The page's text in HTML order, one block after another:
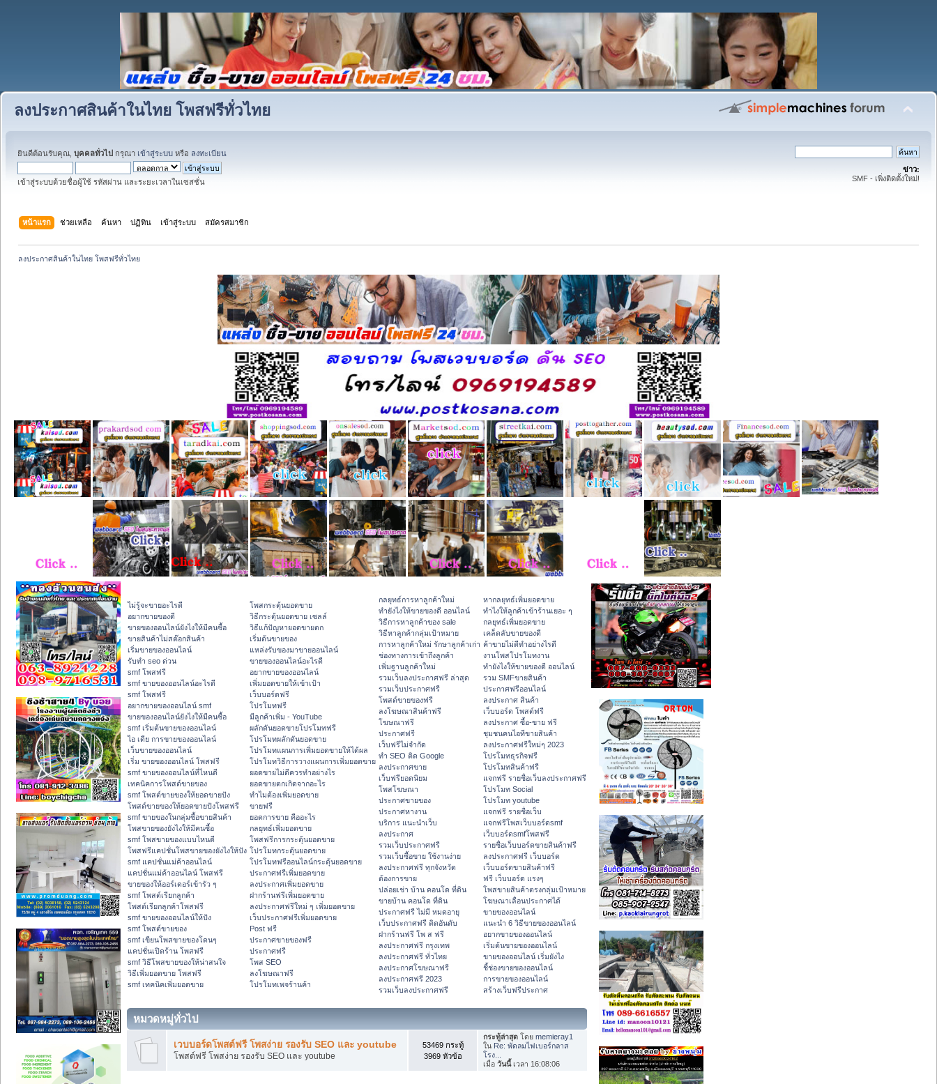
ลงประกาศสินค้าในไทย โพสฟรีทั่วไทย
ยินดีต้อนรับคุณ, บุคคลทั่วไป กรุณา เข้าสู่ระบบ หรือ ลงทะเบียน
เข้าสู่ระบบด้วยชื่อผู้ใช้ รหัสผ่าน และระยะเวลาในเซสชั่น
ข่าว:
SMF - เพิ่งติดตั้งใหม่!
หน้าแรก ช่วยเหลือ ค้นหา ปฏิทิน เข้าสู่ระบบ สมัครสมาชิก
ลงประกาศสินค้าในไทย โพสฟรีทั่วไทย
ไม่รู้จะขายอะไรดี
อยากขายของดี
ขายของออนไลน์ยังไงให้มีคนซื้อ
ขายสินค้าไม่สต๊อกสินค้า
เริ่มขายของออนไลน์
รับทำ seo ด่วน
smf โพสฟรี
smf ขายของออนไลน์อะไรดี
smf โพสฟรี
อยากขายของออนไลน์ smf
ขายของออนไลน์ยังไงให้มีคนซื้อ
smf เริ่มต้นขายของออนไลน์
ไอ เดีย การขายของออนไลน์
เว็บขายของออนไลน์
เริ่ม ขายของออนไลน์ โพสฟรี
smf ขายของออนไลน์ที่ไหนดี
เทคนิคการโพสต์ขายของ
smf โพสต์ขายของให้ยอดขายปัง
โพสต์ขายของให้ยอดขายปังโพสฟรี
smf ขายของในกลุ่มซื้อขายสินค้า
โพสขายของยังไงให้มีคนซื้อ
smf โพสขายของแบบไหนดี
โพสฟรีแคปชั่นโพสขายของยังไงให้ปัง
smf แคปชั่นแม่ค้าออนไลน์
แคปชั่นแม่ค้าออนไลน์ โพสฟรี
ขายของให้ออร์เดอร์เข้ารัว ๆ
smf โพสต์เรียกลูกค้า
โพสต์เรียกลูกค้าโพสฟรี
smf ขายของออนไลน์ให้ปัง
smf โพสต์ขายของ
smf เขียนโพสขายของโดนๆ
แคปชั่นเปิดร้าน โพสฟรี
smf วิธีโพสขายของให้น่าสนใจ
วิธีเพิ่มยอดขาย โพสฟรี
smf เทคนิคเพิ่มยอดขาย
โพสกระตุ้นยอดขาย
วิธีกระตุ้นยอดขาย เซลล์
วิธีแก้ปัญหายอดขายตก
เริ่มต้นขายของ
แหล่งรับของมาขายออนไลน์
ขายของออนไลน์อะไรดี
อยากขายของออนไลน์
เพิ่มยอดขายให้เข้าเป้า
เว็บบอร์ดฟรี
โปรโมทฟรี
มีลูกค้าเพิ่ม - YouTube
ผลักดันยอดขายโปรโมทฟรี
โปรโมทผลักดันยอดขาย
โปรโมทแผนการเพิ่มยอดขายให้ได้ผล
โปรโมทวิธีการวางแผนการเพิ่มยอดขาย
ยอดขายไม่ดีควรทำอย่างไร
ยอดขายตกเกิดจากอะไร
ทำไมต้องเพิ่มยอดขาย
ขายฟรี
ยอดการขาย คืออะไร
กลยุทธ์เพิ่มยอดขาย
โพสฟรีการกระตุ้นยอดขาย
โปรโมทกระตุ้นยอดขาย
โปรโมทฟรีออนไลน์กระตุ้นยอดขาย
ประกาศฟรีเพิ่มยอดขาย
ลงประกาศเพิ่มยอดขาย
ฝากร้านฟรีเพิ่มยอดขาย
ลงประกาศฟรีใหม่ ๆ เพิ่มยอดขาย
เว็บประกาศฟรีเพิ่มยอดขาย
Post ฟรี
ประกาศขายของฟรี
ประกาศฟรี
โพส SEO
ลงโฆษณาฟรี
โปรโมทเพจร้านค้า
กลยุทธ์การหาลูกค้าใหม่
ทํายังไงให้ขายของดี ออนไลน์
วิธีการหาลูกค้าของ sale
วิธีหาลูกค้ากลุ่มเป้าหมาย
การหาลูกค้าใหม่ รักษาลูกค้าเก่า
ช่องทางการเข้าถึงลูกค้า
เพิ่มฐานลูกค้าใหม่
รวมเว็บลงประกาศฟรี ล่าสุด
รวมเว็บประกาศฟรี
โพสต์ขายของฟรี
ลงโฆษณาสินค้าฟรี
โฆษณาฟรี
ประกาศฟรี
เว็บฟรีไม่จำกัด
ทำ SEO ติด Google
ลงประกาศขาย
เว็บฟรียอดนิยม
โพสโฆษณา
ประกาศขายของ
ประกาศหางาน
บริการ แนะนำเว็บ
ลงประกาศ
รวมเว็บประกาศฟรี
รวมเว็บซื้อขาย ใช้งานง่าย
ลงประกาศฟรี ทุกจังหวัด
ต้องการขาย
ปล่อยเช่า บ้าน คอนโด ที่ดิน
ขายบ้าน คอนโด ที่ดิน
ประกาศฟรี ไม่มี หมดอายุ
เว็บประกาศฟรี ติดอันดับ
ฝากร้านฟรี โพ ส ฟรี
ลงประกาศฟรี กรุงเทพ
ลงประกาศฟรี ทั่วไทย
ลงประกาศโฆษณาฟรี
ลงประกาศฟรี 2023
รวมเว็บลงประกาศฟรี
หากลยุทธ์เพิ่มยอดขาย
ทําไงให้ลูกค้าเข้าร้านเยอะ ๆ
กลยุทธ์เพิ่มยอดขาย
เคล็ดลับขายของดี
ค้าขายไม่ดีทำอย่างไรดี
งานโพสโปรโมทงาน
ทํายังไงให้ขายของดี ออนไลน์
รวม SMFขายสินค้า
ประกาศฟรีออนไลน์
ลงประกาศ สินค้า
เว็บบอร์ด โพสต์ฟรี
ลงประกาศ ซื้อ-ขาย ฟรี
ชุมชนคนไอทีขายสินค้า
ลงประกาศฟรีใหม่ๆ 2023
โปรโมทธุรกิจฟรี
โปรโมทสินค้าฟรี
แจกฟรี รายชื่อเว็บลงประกาศฟรี
โปรโมท Social
โปรโมท youtube
แจกฟรี รายชื่อเว็บ
แจกฟรีโพสเว็บบอร์ดsmf
เว็บบอร์ดsmfโพสฟรี
รายชื่อเว็บบอร์ดขายสินค้าฟรี
ลงประกาศฟรี เว็บบอร์ด
เว็บบอร์ดขายสินค้าฟรี
ฟรี เว็บบอร์ด แรงๆ
โพสขายสินค้าตรงกลุ่มเป้าหมาย
โฆษณาเลื่อนประกาศได้
ขายของออนไลน์
แนะนำ 6 วิธีขายของออนไลน์
อยากขายของออนไลน์
เริ่มต้นขายของออนไลน์
ขายของออนไลน์ เริ่มยังไง
ชี้ช่องขายของออนไลน์
การขายของออนไลน์
สร้างเว็บฟรีประกาศ
หมวดหมู่ทั่วไป
เวบบอร์ดโพสต์ฟรี โพสง่าย รองรับ SEO และ youtube
โพสต์ฟรี โพสง่าย รองรับ SEO และ youtube
53469 กระทู้
3969 หัวข้อ
กระทู้ล่าสุด โดยmemieray1
ใน Re: พัดลมไฟเบอร์กลาส
โรง...
เมื่อวันนี้เวลา 16:08:06